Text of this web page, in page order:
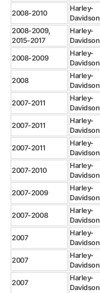
2008-2010
Harley-
Davidson
2008-2009,
2015-2017
Harley-
Davidson
2008-2009
Harley-
Davidson
2008
Harley-
Davidson
2007-2011
Harley-
Davidson
2007-2011
Harley-
Davidson
2007-2011
Harley-
Davidson
2007-2010
Harley-
Davidson
2007-2009
Harley-
Davidson
2007-2008
Harley-
Davidson
2007
Harley-
Davidson
2007
Harley-
Davidson
2007
Harley-
Davidson